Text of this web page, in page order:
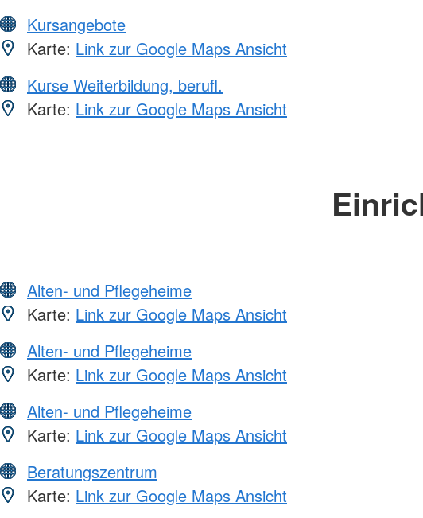
Kursangebote
Karte: Link zur Google Maps Ansicht
Kurse Weiterbildung, berufl.
Karte: Link zur Google Maps Ansicht
Alten- und Pflegeheime
Karte: Link zur Google Maps Ansicht
Alten- und Pflegeheime
Karte: Link zur Google Maps Ansicht
Alten- und Pflegeheime
Karte: Link zur Google Maps Ansicht
Beratungszentrum
Karte: Link zur Google Maps Ansicht